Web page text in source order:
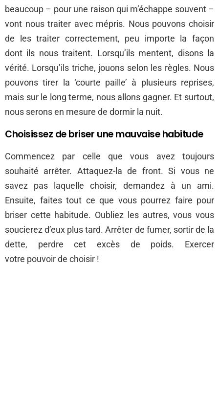
beaucoup – pour une raison qui m’échappe souvent –
vont nous traiter avec mépris. Nous pouvons choisir
de les traiter correctement, peu importe la façon
dont ils nous traitent. Lorsqu’ils mentent, disons la
vérité. Lorsqu’ils triche, jouons selon les règles. Nous
pouvons tirer la ‘courte paille’ à plusieurs reprises,
mais sur le long terme, nous allons gagner. Et surtout,
nous serons en mesure de dormir la nuit.
Choisissez de briser une mauvaise habitude
Commencez par celle que vous avez toujours
souhaité arrêter. Attaquez-la de front. Si vous ne
savez pas laquelle choisir, demandez à un ami.
Ensuite, faites tout ce que vous pourrez faire pour
briser cette habitude. Oubliez les autres, vous vous
soucierez d’eux plus tard. Arrêter de fumer, sortir de la
dette, perdre cet excès de poids. Exercer
votre pouvoir de choisir !